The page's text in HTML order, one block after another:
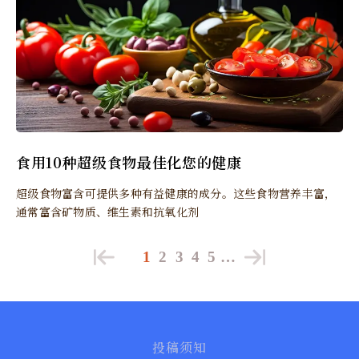
食用10种超级食物最佳化您的健康
超级食物富含可提供多种有益健康的成分。这些食物营养丰富，
通常富含矿物质、维生素和抗氧化剂
1 2 3 4 5 …
投稿须知